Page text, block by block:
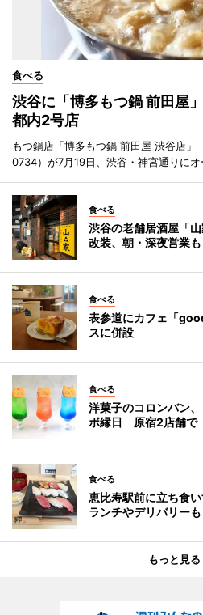
食べる
渋谷に「博多もつ鍋 前田屋
都内2号店
もつ鍋店「博多もつ鍋 前田屋 渋谷店
0734）が7月19日、渋谷・神宮通りにオ
食べる
渋谷の老舗居酒屋「
改装、朝・深夜営業も
食べる
表参道にカフェ「
スに併設
食べる
洋菓子のコロンバン
ボ縁日 原宿2店舗で
食べる
恵比寿駅前に立ち食
ランチやデリバリーも
もっと見る